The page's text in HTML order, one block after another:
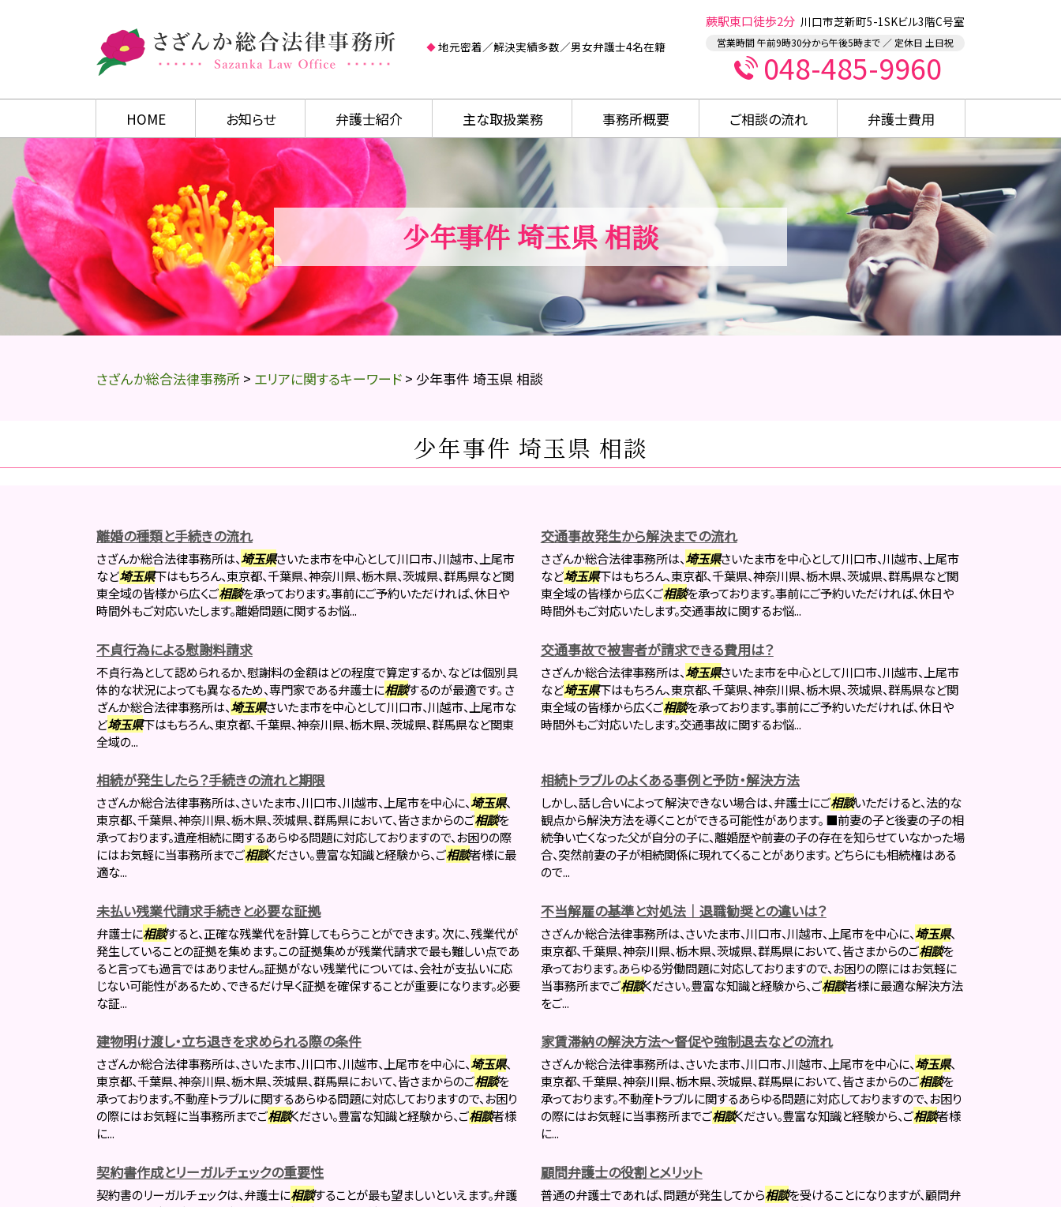
少年事件 埼玉県 相談
地元密着／解決実績多数／男女弁護士4名在籍
蕨駅東口徒歩2分 川口市芝新町5-1SKビル3階C号室
営業時間 午前9時30分から午後5時まで ／ 定休日 土日祝
048-485-9960
HOME お知らせ 弁護士紹介 主な取扱業務 事務所概要 ご相談の流れ 弁護士費用
さざんか総合法律事務所 > エリアに関するキーワード > 少年事件 埼玉県 相談
少年事件 埼玉県 相談
離婚の種類と手続きの流れ
さざんか総合法律事務所は、埼玉県さいたま市を中心として川口市、川越市、上尾市
など埼玉県下はもちろん、東京都、千葉県、神奈川県、栃木県、茨城県、群馬県など関
東全域の皆様から広くご相談を承っております。事前にご予約いただければ、休日や
時間外もご対応いたします。離婚問題に関するお悩...
交通事故発生から解決までの流れ
さざんか総合法律事務所は、埼玉県さいたま市を中心として川口市、川越市、上尾市
など埼玉県下はもちろん、東京都、千葉県、神奈川県、栃木県、茨城県、群馬県など関
東全域の皆様から広くご相談を承っております。事前にご予約いただければ、休日や
時間外もご対応いたします。交通事故に関するお悩...
不貞行為による慰謝料請求
不貞行為として認められるか、慰謝料の金額はどの程度で算定するか、などは個別具
体的な状況によっても異なるため、専門家である弁護士に相談するのが最適です。 さ
ざんか総合法律事務所は、埼玉県さいたま市を中心として川口市、川越市、上尾市な
ど埼玉県下はもちろん、東京都、千葉県、神奈川県、栃木県、茨城県、群馬県など関東
全域の...
交通事故で被害者が請求できる費用は？
さざんか総合法律事務所は、埼玉県さいたま市を中心として川口市、川越市、上尾市
など埼玉県下はもちろん、東京都、千葉県、神奈川県、栃木県、茨城県、群馬県など関
東全域の皆様から広くご相談を承っております。事前にご予約いただければ、休日や
時間外もご対応いたします。交通事故に関するお悩...
相続が発生したら？手続きの流れと期限
さざんか総合法律事務所は、さいたま市、川口市、川越市、上尾市を中心に、埼玉県、
東京都、千葉県、神奈川県、栃木県、茨城県、群馬県において、皆さまからのご相談を
承っております。遺産相続に関するあらゆる問題に対応しておりますので、お困りの際
にはお気軽に当事務所までご相談ください。豊富な知識と経験から、ご相談者様に最
適な...
相続トラブルのよくある事例と予防・解決方法
しかし、話し合いによって解決できない場合は、弁護士にご相談いただけると、法的な
観点から解決方法を導くことができる可能性があります。 ■前妻の子と後妻の子の相
続争い亡くなった父が自分の子に、離婚歴や前妻の子の存在を知らせていなかった場
合、突然前妻の子が相続関係に現れてくることがあります。 どちらにも相続権はある
ので...
未払い残業代請求手続きと必要な証拠
弁護士に相談すると、正確な残業代を計算してもらうことができます。 次に、残業代が
発生していることの証拠を集めます。この証拠集めが残業代請求で最も難しい点であ
ると言っても過言ではありません。証拠がない残業代については、会社が支払いに応
じない可能性があるため、できるだけ早く証拠を確保することが重要になります。必要
な証...
不当解雇の基準と対処法｜退職勧奨との違いは？
さざんか総合法律事務所は、さいたま市、川口市、川越市、上尾市を中心に、埼玉県、
東京都、千葉県、神奈川県、栃木県、茨城県、群馬県において、皆さまからのご相談を
承っております。あらゆる労働問題に対応しておりますので、お困りの際にはお気軽に
当事務所までご相談ください。豊富な知識と経験から、ご相談者様に最適な解決方法
をご...
建物明け渡し・立ち退きを求められる際の条件
さざんか総合法律事務所は、さいたま市、川口市、川越市、上尾市を中心に、埼玉県、
東京都、千葉県、神奈川県、栃木県、茨城県、群馬県において、皆さまからのご相談を
承っております。不動産トラブルに関するあらゆる問題に対応しておりますので、お困り
の際にはお気軽に当事務所までご相談ください。豊富な知識と経験から、ご相談者様
に...
家賃滞納の解決方法～督促や強制退去などの流れ
さざんか総合法律事務所は、さいたま市、川口市、川越市、上尾市を中心に、埼玉県、
東京都、千葉県、神奈川県、栃木県、茨城県、群馬県において、皆さまからのご相談を
承っております。不動産トラブルに関するあらゆる問題に対応しておりますので、お困り
の際にはお気軽に当事務所までご相談ください。豊富な知識と経験から、ご相談者様
に...
契約書作成とリーガルチェックの重要性
契約書のリーガルチェックは、弁護士に相談することが最も望ましいといえます。弁護
顧問弁護士の役割とメリット
普通の弁護士であれば、問題が発生してから相談を受けることになりますが、顧問弁